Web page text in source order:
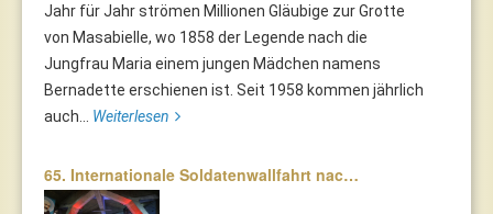
Jahr für Jahr strömen Millionen Gläubige zur Grotte
von Masabielle, wo 1858 der Legende nach die
Jungfrau Maria einem jungen Mädchen namens
Bernadette erschienen ist. Seit 1958 kommen jährlich
auch... Weiterlesen
65. Internationale Soldatenwallfahrt nac…